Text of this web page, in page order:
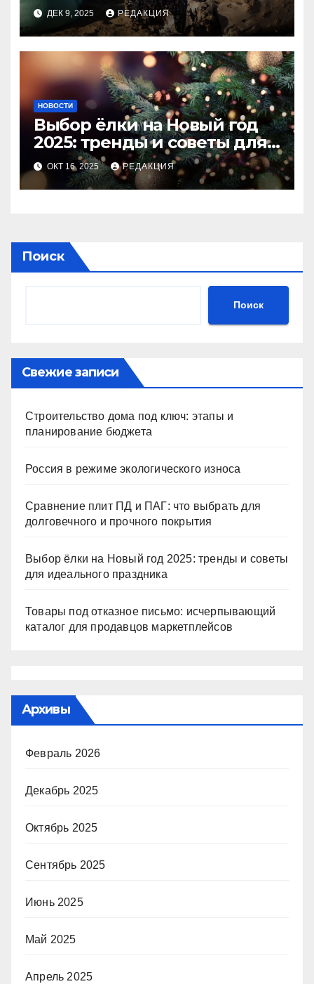
ДЕК 9, 2025 РЕДАКЦИЯ
НОВОСТИ
Выбор ёлки на Новый год
2025: тренды и советы для
идеального праздника
ОКТ 16, 2025 РЕДАКЦИЯ
Поиск
Поиск
Свежие записи
Строительство дома под ключ: этапы и
планирование бюджета
Россия в режиме экологического износа
Сравнение плит ПД и ПАГ: что выбрать для
долговечного и прочного покрытия
Выбор ёлки на Новый год 2025: тренды и советы
для идеального праздника
Товары под отказное письмо: исчерпывающий
каталог для продавцов маркетплейсов
Архивы
Февраль 2026
Декабрь 2025
Октябрь 2025
Сентябрь 2025
Июнь 2025
Май 2025
Апрель 2025